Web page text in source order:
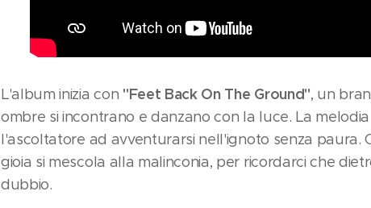
L'album inizia con "Feet Back On The Ground", un
ombre si incontrano e danzano con la luce. La
l'ascoltatore ad avventurarsi nell'ignoto senza paura.
gioia si mescola alla malinconia, per ricordarci che
dubbio.